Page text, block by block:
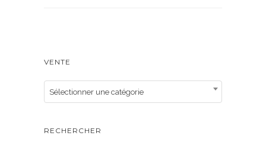
VENTE
Sélectionner une catégorie
RECHERCHER